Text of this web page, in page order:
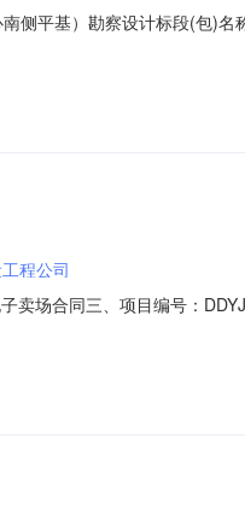
侧平基）勘察设计标段(包)
人代码附件1梅州市城市规
程公司
场合同三、项目编号：
同主要信息主要标的名称：